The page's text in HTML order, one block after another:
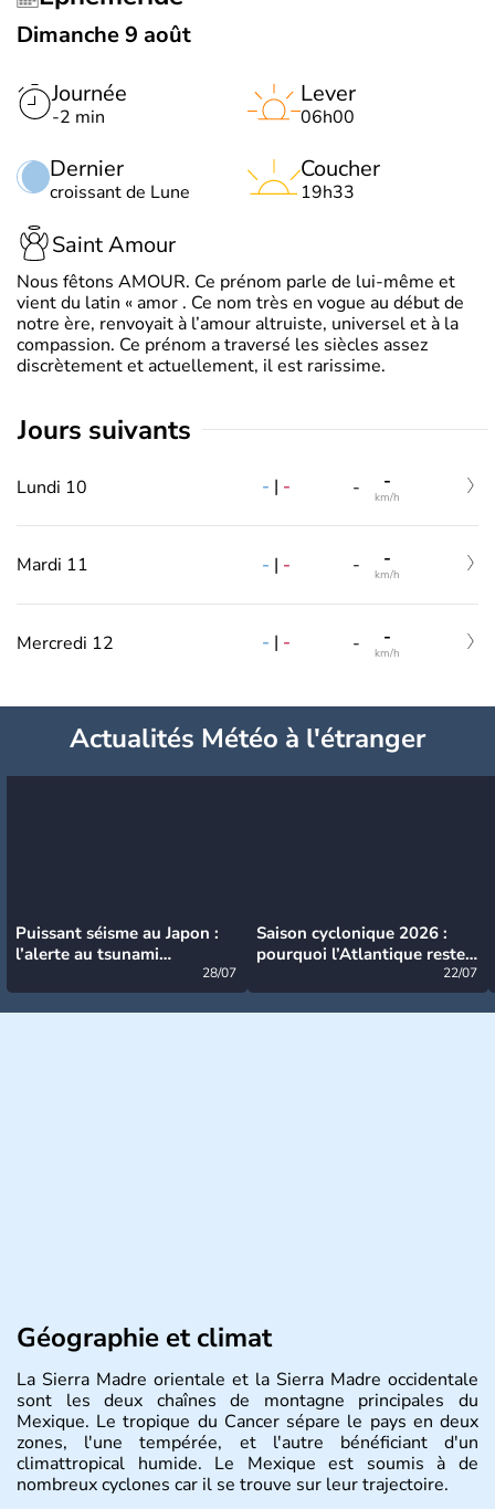
Dimanche 9 août
Journée
-2 min
Dernier
croissant de Lune
Lever
06h00
Coucher
19h33
Saint Amour
Nous fêtons AMOUR. Ce prénom parle de lui-même et
vient du latin « amor . Ce nom très en vogue au début de
notre ère, renvoyait à l’amour altruiste, universel et à la
compassion. Ce prénom a traversé les siècles assez
discrètement et actuellement, il est rarissime.
jours suivants
Lundi 10 - | - - -
km/h
Mardi 11 - | - - -
km/h
Mercredi 12 - | - - -
km/h
Actualités Météo à l'étranger
Puissant séisme au Japon :
l’alerte au tsunami
28/07
Saison cyclonique 2026 :
pourquoi l’Atlantique reste
22/07
Géographie et climat
La Sierra Madre orientale et la Sierra Madre occidentale
sont les deux chaînes de montagne principales du
Mexique. Le tropique du Cancer sépare le pays en deux
zones, l'une tempérée, et l'autre bénéficiant d'un
climattropical humide. Le Mexique est soumis à de
nombreux cyclones car il se trouve sur leur trajectoire.